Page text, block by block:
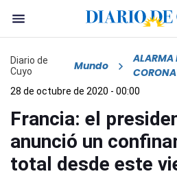
Diario de
Cuyo
Mundo
ALARMA
28 de octubre de 2020 - 00:00
Francia: el
anunció un
total desde este